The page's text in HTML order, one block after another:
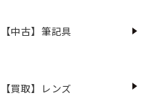
【中古】筆記具
【買取】レンズ